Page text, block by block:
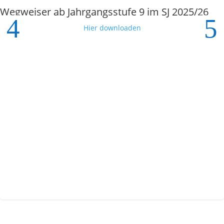
Wegweiser ab Jahrgangsstufe 9 im SJ 2025/26
Hier downloaden